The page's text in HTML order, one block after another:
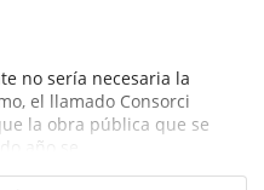
no sería necesaria la
el llamado Consorci
la obra pública que se
año se...